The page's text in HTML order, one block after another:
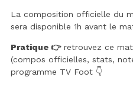
La composition officielle du
sera disponible 1h avant le
Pratique 👉retrouvez ce
(compos officielles, stats,
programme TV Foot 👇